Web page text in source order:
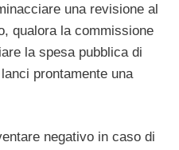
una revisione al
qualora la commissione
la spesa pubblica di
prontamente una
negativo in caso di